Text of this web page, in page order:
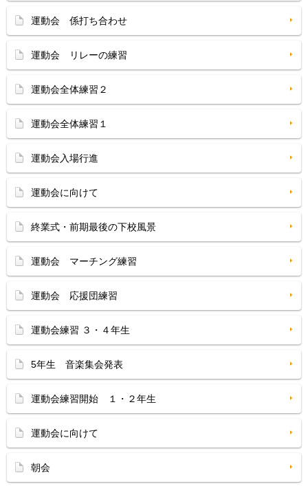
運動会 係打ち合わせ
運動会 リレーの練習
運動会全体練習２
運動会全体練習１
運動会入場行進
運動会に向けて
終業式・前期最後の下校風景
運動会 マーチング練習
運動会 応援団練習
運動会練習 ３・４年生
5年生 音楽集会発表
運動会練習開始 １・２年生
運動会に向けて
朝会